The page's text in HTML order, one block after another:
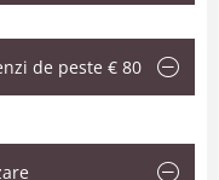
de peste € 80